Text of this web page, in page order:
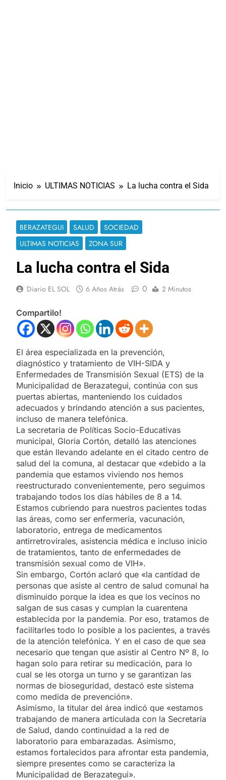
Inicio ULTIMAS NOTICIAS La lucha contra el Sida
BERAZATEGUI SALUD
SOCIEDAD
ULTIMAS NOTICIAS
ZONA SUR
La lucha contra el Sida
Diario EL SOL 6 Años Atrás 0 2 Minutos
Compartilo!
El área especializada en la prevención,
diagnóstico y tratamiento de VIH-SIDA y
Enfermedades de Transmisión Sexual (ETS) de la
Municipalidad de Berazategui, continúa con sus
puertas abiertas, manteniendo los cuidados
adecuados y brindando atención a sus pacientes,
incluso de manera telefónica.
La secretaria de Políticas Socio-Educativas
municipal, Gloria Cortón, detalló las atenciones
que están llevando adelante en el citado centro de
salud del la comuna, al destacar que «debido a la
pandemia que estamos viviendo nos hemos
reestructurado convenientemente, pero seguimos
trabajando todos los días hábiles de 8 a 14.
Estamos cubriendo para nuestros pacientes todas
las áreas, como ser enfermería, vacunación,
laboratorio, entrega de medicamentos
antirretrovirales, asistencia médica e incluso inicio
de tratamientos, tanto de enfermedades de
transmisión sexual como de VIH».
Sin embargo, Cortón aclaró que «la cantidad de
personas que asiste al centro de salud comunal ha
disminuido porque la idea es que los vecinos no
salgan de sus casas y cumplan la cuarentena
establecida por la pandemia. Por eso, tratamos de
facilitarles todo lo posible a los pacientes, a través
de la atención telefónica. Y en el caso de que sea
necesario que tengan que asistir al Centro Nº 8, lo
hagan solo para retirar su medicación, para lo
cual se les otorga un turno y se garantizan las
normas de bioseguridad, destacó este sistema
como medida de prevención».
Asimismo, la titular del área indicó que «estamos
trabajando de manera articulada con la Secretaría
de Salud, dando continuidad a la red de
laboratorio para embarazadas. Asimismo,
estamos fortalecidos para afrontar esta pandemia,
siempre presentes como se caracteriza la
Municipalidad de Berazategui».